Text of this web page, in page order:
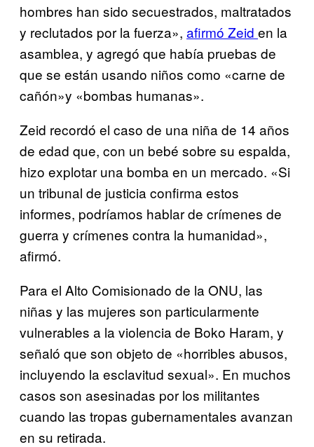
hombres han sido secuestrados, maltratados
y reclutados por la fuerza», afirmó Zeid en la
asamblea, y agregó que había pruebas de
que se están usando niños como «carne de
cañón»y «bombas humanas».
Zeid recordó el caso de una niña de 14 años
de edad que, con un bebé sobre su espalda,
hizo explotar una bomba en un mercado. «Si
un tribunal de justicia confirma estos
informes, podríamos hablar de crímenes de
guerra y crímenes contra la humanidad»,
afirmó.
Para el Alto Comisionado de la ONU, las
niñas y las mujeres son particularmente
vulnerables a la violencia de Boko Haram, y
señaló que son objeto de «horribles abusos,
incluyendo la esclavitud sexual». En muchos
casos son asesinadas por los militantes
cuando las tropas gubernamentales avanzan
en su retirada.